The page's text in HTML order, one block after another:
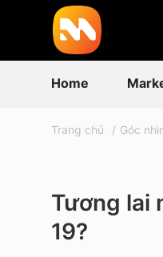
Home
Trang chủ Góc
Tương lai
19?